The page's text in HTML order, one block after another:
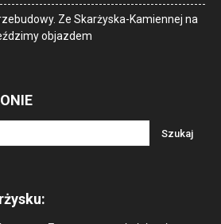
Ze Skarżyska-Kamiennej na
objazdem